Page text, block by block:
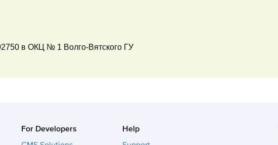
в ОКЦ № 1 Волго-Вятского ГУ
For Developers
Help